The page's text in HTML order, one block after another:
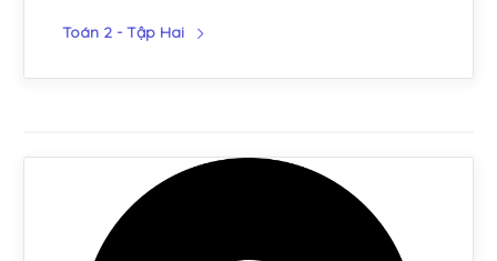
Toán 2 - Tập Hai